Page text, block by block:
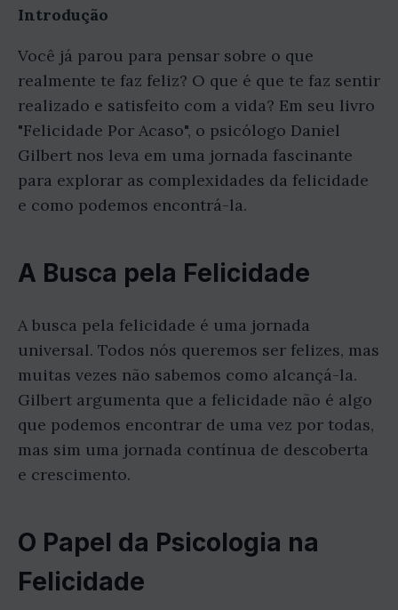
Introdução
Você já parou para pensar sobre o que
realmente te faz feliz? O que é que te faz sentir
realizado e satisfeito com a vida? Em seu livro
"Felicidade Por Acaso", o psicólogo Daniel
Gilbert nos leva em uma jornada fascinante
para explorar as complexidades da felicidade
e como podemos encontrá-la.
A Busca pela Felicidade
A busca pela felicidade é uma jornada
universal. Todos nós queremos ser felizes, mas
muitas vezes não sabemos como alcançá-la.
Gilbert argumenta que a felicidade não é algo
que podemos encontrar de uma vez por todas,
mas sim uma jornada contínua de descoberta
e crescimento.
O Papel da Psicologia na
Felicidade